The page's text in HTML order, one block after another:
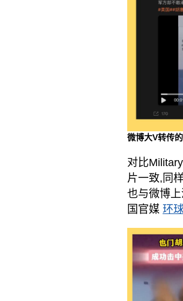
微博大V转传
对比
片一致,同
也与微博
国官媒 环